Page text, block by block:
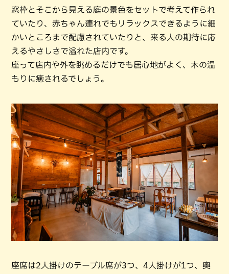
窓枠とそこから見える庭の景色をセットで考えて作られ
ていたり、赤ちゃん連れでもリラックスできるように細
かいところまで配慮されていたりと、来る人の期待に応
えるやさしさで溢れた店内です。
座って店内や外を眺めるだけでも居心地がよく、木の温
もりに癒されるでしょう。
座席は2人掛けのテーブル席が3つ、4人掛けが1つ、奥